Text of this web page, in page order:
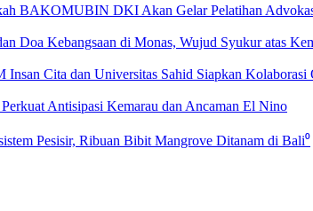
BAKOMUBIN DKI Akan Gelar Pelatihan
Doa Kebangsaan di Monas, Wujud Syukur atas
Insan Cita dan Universitas Sahid Siapkan Kolaborasi
Antisipasi Kemarau dan Ancaman El Nino
Pesisir, Ribuan Bibit Mangrove Ditanam di Bali⁰